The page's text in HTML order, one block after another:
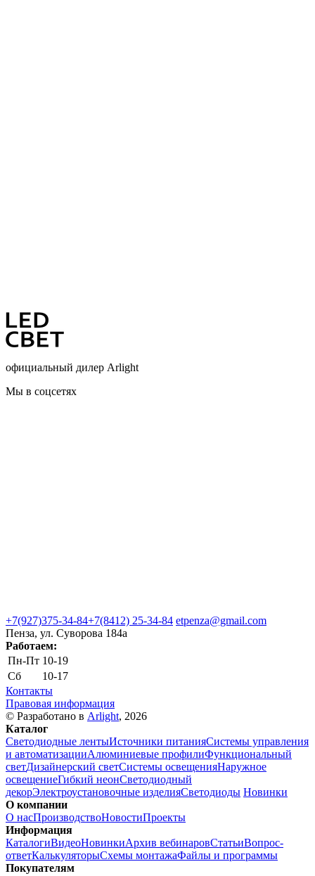
официальный дилер Arlight
Мы в соцсетях
+7(927)375-34-84+7(8412) 25-34-84 etpenza@gmail.com
Пенза, ул. Cуворова 184а
Работаем:
Пн-Пт 10-19
Сб
10-17
Контакты
Правовая информация
© Разработано в Arlight, 2026
Каталог
Светодиодные лентыИсточники питанияСистемы управления
и автоматизацииАлюминиевые профилиФункциональный
светДизайнерский светСистемы освещенияНаружное
освещениеГибкий неонСветодиодный
декорЭлектроустановочные изделияСветодиоды Новинки
О компании
О насПроизводствоНовостиПроекты
Информация
КаталогиВидеоНовинкиАрхив вебинаровСтатьиВопрос-
ответКалькуляторыСхемы монтажаФайлы и программы
Покупателям